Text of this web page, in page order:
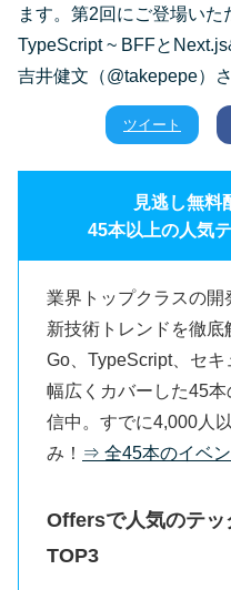
ます。第2回にご登場い
TypeScript ~ BFFと
吉井健文（@takepepe）さ
ツイート
見逃し無料
45本以上の人気
業界トップクラスの
新技術トレンドを徹底
Go、TypeScript、セ
幅広くカバーした45
信中。すでに4,000人
み！ ⇒ 全45本のイベ
Offersで人気のテッ
TOP3